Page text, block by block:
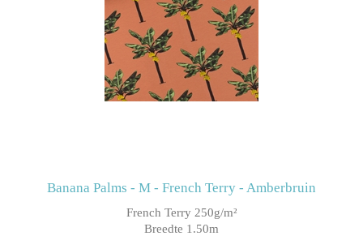
Banana Palms - M - French Terry - Amberbruin
French Terry 250g/m²
Breedte 1.50m